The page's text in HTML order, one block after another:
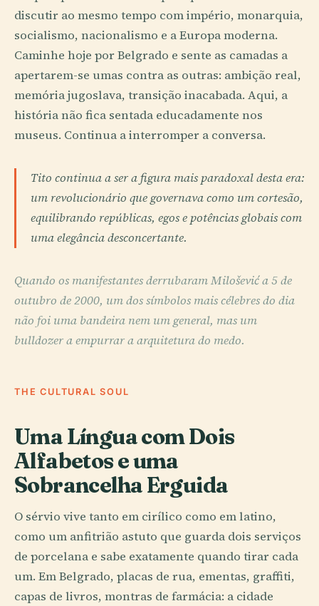
discutir ao mesmo tempo com império, monarquia,
socialismo, nacionalismo e a Europa moderna.
Caminhe hoje por Belgrado e sente as camadas a
apertarem-se umas contra as outras: ambição real,
memória jugoslava, transição inacabada. Aqui, a
história não fica sentada educadamente nos
museus. Continua a interromper a conversa.
Tito continua a ser a figura mais paradoxal desta era:
um revolucionário que governava como um cortesão,
equilibrando repúblicas, egos e potências globais com
uma elegância desconcertante.
Quando os manifestantes derrubaram Milošević a 5 de
outubro de 2000, um dos símbolos mais célebres do dia
não foi uma bandeira nem um general, mas um
bulldozer a empurrar a arquitetura do medo.
THE CULTURAL SOUL
Uma Língua com Dois
Alfabetos e uma
Sobrancelha Erguida
O sérvio vive tanto em cirílico como em latino,
como um anfitrião astuto que guarda dois serviços
de porcelana e sabe exatamente quando tirar cada
um. Em Belgrado, placas de rua, ementas, graffiti,
capas de livros, montras de farmácia: a cidade